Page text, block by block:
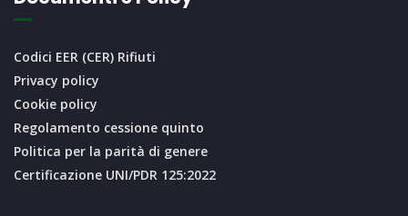
Codici EER (CER) Rifiuti
Privacy policy
Cookie policy
Regolamento cessione quinto
Politica per la parità di genere
Certificazione UNI/PDR 125:2022